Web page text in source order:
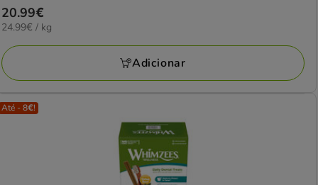
estrelas
com
2
avaliações
Preço
20.99€
20.99€
24.99€
KG
24.99€ / kg
Adicionar
Até - 8€!